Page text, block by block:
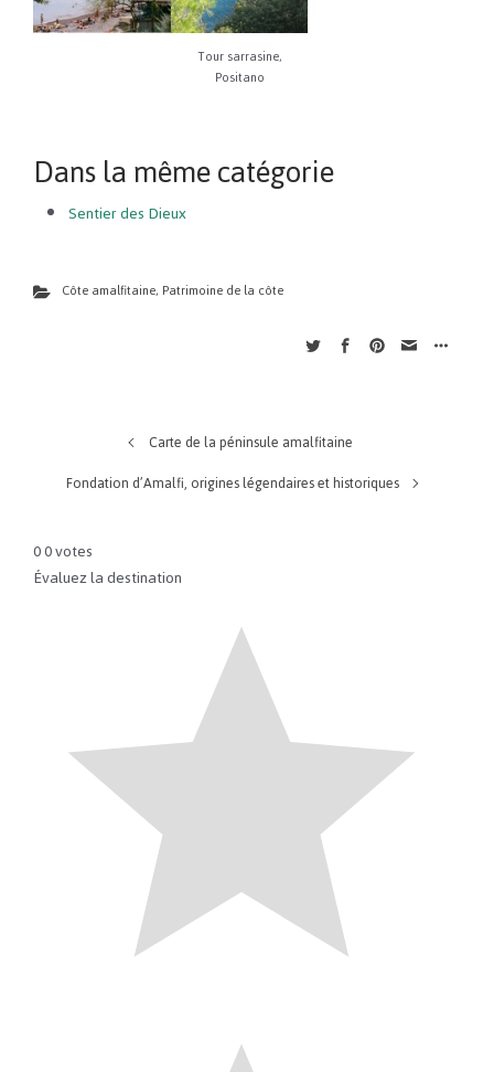
Tour sarrasine,
Positano
Dans la même catégorie
Sentier des Dieux
Côte amalfitaine, Patrimoine de la côte
Carte de la péninsule amalfitaine
Fondation d’Amalfi, origines légendaires et historiques
00votes
Évaluez la destination